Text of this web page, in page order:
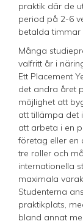
praktik där de
period på 2-6
betalda timmar
Många
valfritt år i
Ett Placement
det andra året
möjlighet att
att tillämpa det
att arbeta i en
företag eller en
tre roller och
internationella
maximala
Studenterna
praktikplats,
bland annat